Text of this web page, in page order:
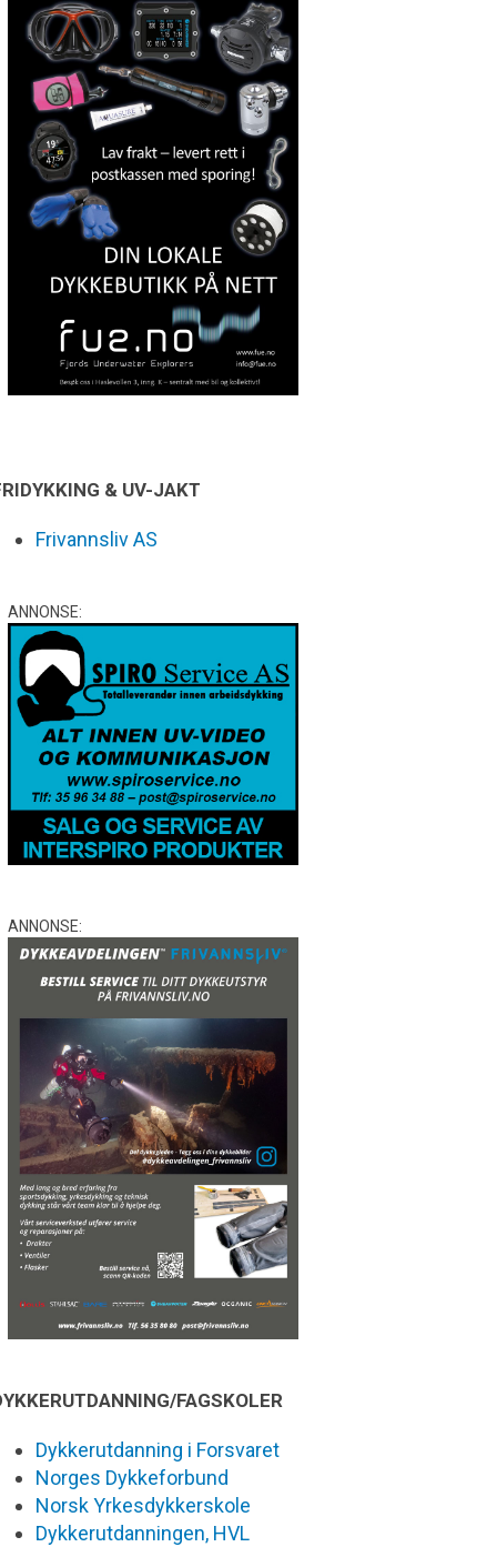
& UV-JAKT
Frivannsliv AS
ANNONSE:
ANNONSE:
FAGSKOLER
Dykkerutdanning i Forsvaret
Norges Dykkeforbund
Norsk Yrkesdykkerskole
Dykkerutdanningen, HVL